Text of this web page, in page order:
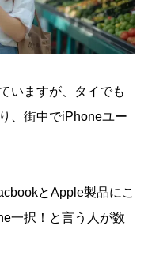
いますが、タイでも
、街中でiPhoneユー
とApple製品にこ
一択！と言う人が数